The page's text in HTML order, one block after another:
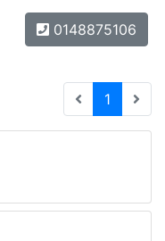
0148875106
1